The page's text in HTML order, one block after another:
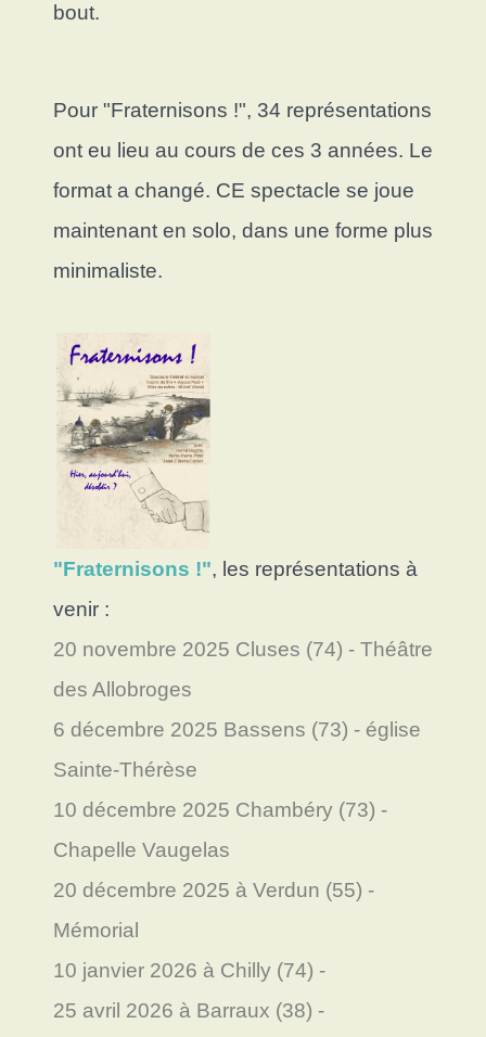
bout.
Pour "Fraternisons !", 34 représentations
ont eu lieu au cours de ces 3 années. Le
format a changé. CE spectacle se joue
maintenant en solo, dans une forme plus
minimaliste.
"Fraternisons !", les représentations à
venir :
20 novembre 2025 Cluses (74) - Théâtre
des Allobroges
6 décembre 2025 Bassens (73) - église
Sainte-Thérèse
10 décembre 2025 Chambéry (73) -
Chapelle Vaugelas
20 décembre 2025 à Verdun (55) -
Mémorial
10 janvier 2026 à Chilly (74) -
25 avril 2026 à Barraux (38) -